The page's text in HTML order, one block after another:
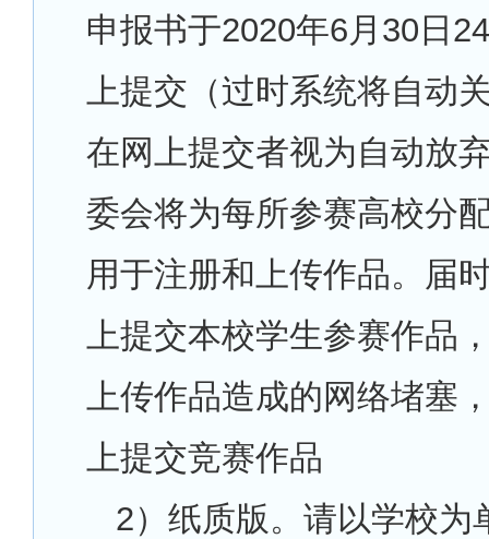
申报书于2020年6月30日
上提交（过时系统将自动
在网上提交者视为自动放
委会将为每所参赛高校分
用于注册和上传作品。届
上提交本校学生参赛作品
上传作品造成的网络堵塞
上提交竞赛作品
2）纸质版。请以学校为